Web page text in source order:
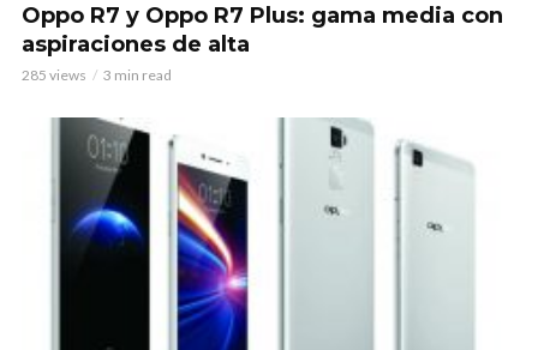
Oppo R7 y Oppo R7 Plus: gama media con
aspiraciones de alta
285 views 3 min read